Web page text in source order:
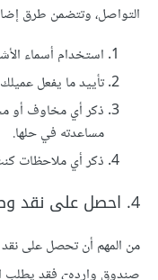
التواصل، وتتضمن طرق
استخدام أسماء
تأييد ما يفعل
ذكر أي مخاوف أو
مساعدته في حلها.
ذكر أي ملاحظات
4. احصل على نقد وطبّق ما فيه
من المهم أن تحصل على